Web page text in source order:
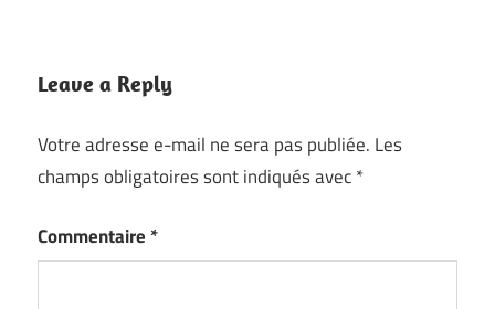
Leave a Reply
Votre adresse e-mail ne sera pas publiée. Les
champs obligatoires sont indiqués avec*
Commentaire *